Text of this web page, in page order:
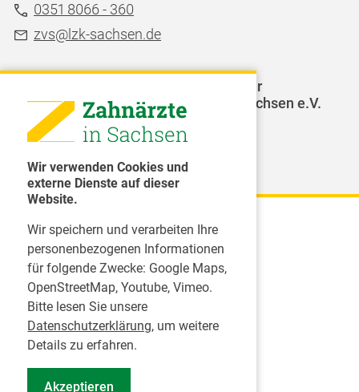
Wir verwenden Cookies und
externe Dienste auf dieser
Website.
Wir speichern und verarbeiten Ihre
personenbezogenen Informationen
für folgende Zwecke: Google Maps,
OpenStreetMap, Youtube, Vimeo.
Bitte lesen Sie unsere
Datenschutzerklärung, um weitere
Details zu erfahren.
Akzeptieren
0351 8066 - 360
zvs@lzk-sachsen.de
LAGZ - Landesarbeitsgemeinschaft für
Jugendzahnpflege des Freistaates Sachsen e.V.
Karriere
Inserate
Praktikum in einer Zahnarztpraxis
Jobs im Zahnärztehaus
Presse
Pressemitteilungen